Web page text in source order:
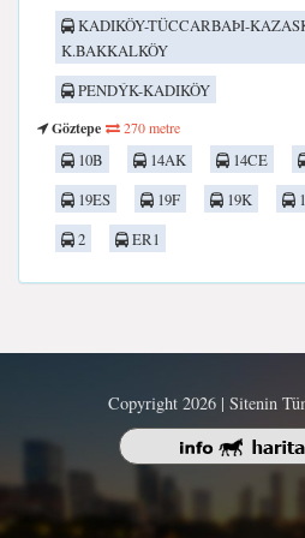
KADIKÖY-TÜCCARBAÞI-
K.BAKKALKÖY
PENDÝK-KADIKÖY
Göztepe
270 metre
10B 14AK 14CE
19ES
19F 19K
2
ER1
Copyright 2026 | Sitenin